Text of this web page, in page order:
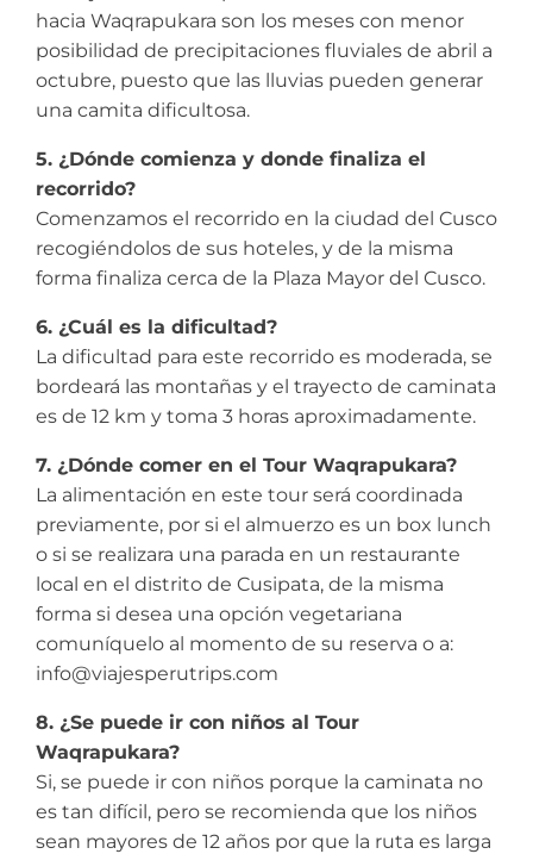
hacia Waqrapukara son los meses con menor
posibilidad de precipitaciones fluviales de abril a
octubre, puesto que las lluvias pueden generar
una camita dificultosa.
5. ¿Dónde comienza y donde finaliza el
recorrido?
Comenzamos el recorrido en la ciudad del Cusco
recogiéndolos de sus hoteles, y de la misma
forma finaliza cerca de la Plaza Mayor del Cusco.
6. ¿Cuál es la dificultad?
La dificultad para este recorrido es moderada, se
bordeará las montañas y el trayecto de caminata
es de 12 km y toma 3 horas aproximadamente.
7. ¿Dónde comer en el Tour Waqrapukara?
La alimentación en este tour será coordinada
previamente, por si el almuerzo es un box lunch
o si se realizara una parada en un restaurante
local en el distrito de Cusipata, de la misma
forma si desea una opción vegetariana
comuníquelo al momento de su reserva o a:
info@viajesperutrips.com
8. ¿Se puede ir con niños al Tour
Waqrapukara?
Si, se puede ir con niños porque la caminata no
es tan difícil, pero se recomienda que los niños
sean mayores de 12 años por que la ruta es larga